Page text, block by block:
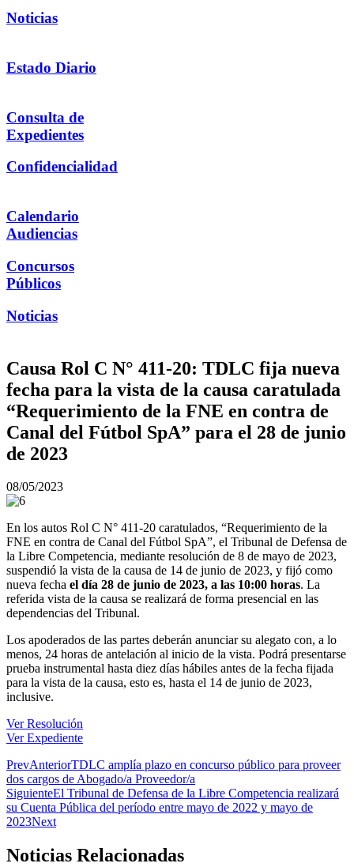
Noticias
Estado Diario
Consulta de
Expedientes
Confidencialidad
Calendario
Audiencias
Concursos
Públicos
Noticias
Causa Rol C N° 411-20: TDLC fija nueva
fecha para la vista de la causa caratulada
“Requerimiento de la FNE en contra de
Canal del Fútbol SpA” para el 28 de junio
de 2023
08/05/2023
En los autos Rol C N° 411-20 caratulados, “Requerimiento de la
FNE en contra de Canal del Fútbol SpA”, el Tribunal de Defensa de
la Libre Competencia, mediante resolución de 8 de mayo de 2023,
suspendió la vista de la causa de 14 de junio de 2023, y fijó como
nueva fecha el día 28 de junio de 2023, a las 10:00 horas. La
referida vista de la causa se realizará de forma presencial en las
dependencias del Tribunal.
Los apoderados de las partes deberán anunciar su alegato con, a lo
menos, 24 horas de antelación al inicio de la vista. Podrá presentarse
prueba instrumental hasta diez días hábiles antes de la fecha fijada
para la vista de la causa, esto es, hasta el 14 de junio de 2023,
inclusive.
Ver Resolución
Ver Expediente
PrevAnteriorTDLC amplía plazo en concurso público para proveer
dos cargos de Abogado/a Proveedor/a
SiguienteEl Tribunal de Defensa de la Libre Competencia realizará
su Cuenta Pública del período entre mayo de 2022 y mayo de
2023Next
Noticias Relacionadas